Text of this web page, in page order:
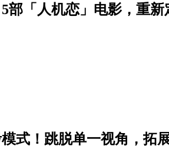
部「人机恋」电影，重
式！跳脱单一视角，拓